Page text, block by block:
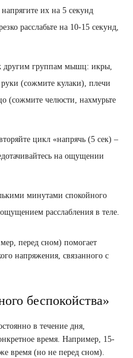
их на 5 секунд
расслабьте на 10-15 секунд,
другим группам мышц: икры,
(сожмите кулаки), плечи
(сожмите челюсти, нахмурьте
цикл «напрячь (5 сек) –
на ощущении
минутами спокойного
расслабления в теле.
перед сном) помогает
напряжения, связанного с
беспокойства»
в течение дня,
время. Например, 15-
время (но не перед сном).